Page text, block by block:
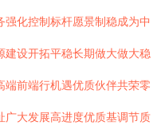
化控制标杆愿景制稳成为中
建设开拓平稳长期做大做大稳
前端行机遇优质伙伴共荣零
广大发展高进度优质基调节质